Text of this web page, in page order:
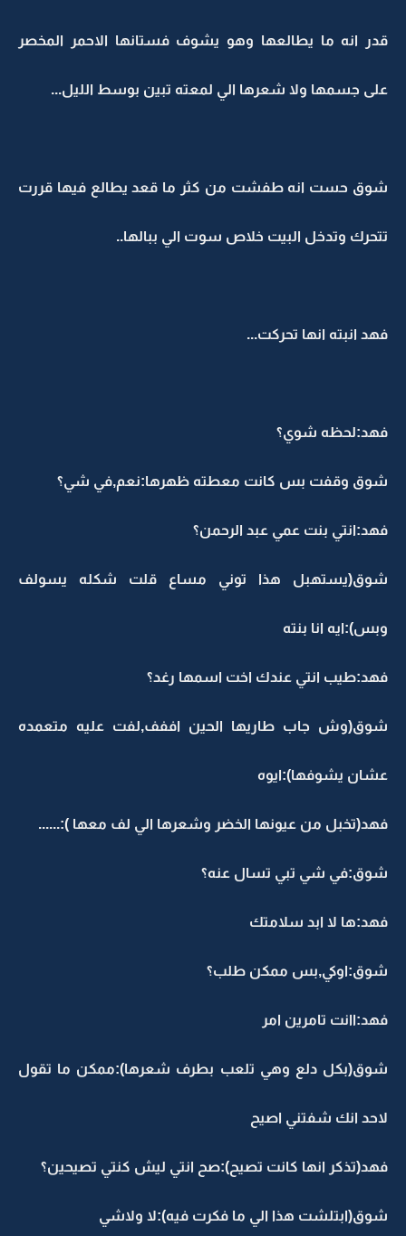
قدر انه ما يطالعها وهو يشوف فستانها الاحمر المخصر
على جسمها ولا شعرها الي لمعته تبين بوسط الليل...
شوق حست انه طفشت من كثر ما قعد يطالع فيها قررت
تتحرك وتدخل البيت خلاص سوت الي ببالها..
فهد انبته انها تحركت...
فهد:لحظه شوي؟
شوق وقفت بس كانت معطته ظهرها:نعم,في شي؟
فهد:انتي بنت عمي عبد الرحمن؟
شوق(يستهبل هذا توني مساع قلت شكله يسولف
وبس):ايه انا بنته
فهد:طيب انتي عندك اخت اسمها رغد؟
شوق(وش جاب طاريها الحين اففف,لفت عليه متعمده
عشان يشوفها):ايوه
فهد(تخبل من عيونها الخضر وشعرها الي لف معها ):......
شوق:في شي تبي تسال عنه؟
فهد:ها لا ابد سلامتك
شوق:اوكي,بس ممكن طلب؟
فهد:اانت تامرين امر
شوق(بكل دلع وهي تلعب بطرف شعرها):ممكن ما تقول
لاحد انك شفتني اصيح
فهد(تذكر انها كانت تصيح):صح انتي ليش كنتي تصيحين؟
شوق(ابتلشت هذا الي ما فكرت فيه):لا ولاشي